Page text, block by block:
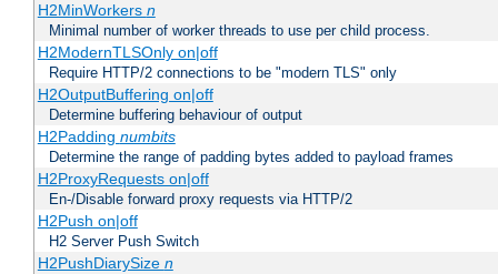
H2MinWorkers n
Minimal number of worker threads to use per child process.
H2ModernTLSOnly on|off
Require HTTP/2 connections to be "modern TLS" only
H2OutputBuffering on|off
Determine buffering behaviour of output
H2Padding numbits
Determine the range of padding bytes added to payload frames
H2ProxyRequests on|off
En-/Disable forward proxy requests via HTTP/2
H2Push on|off
H2 Server Push Switch
H2PushDiarySize n